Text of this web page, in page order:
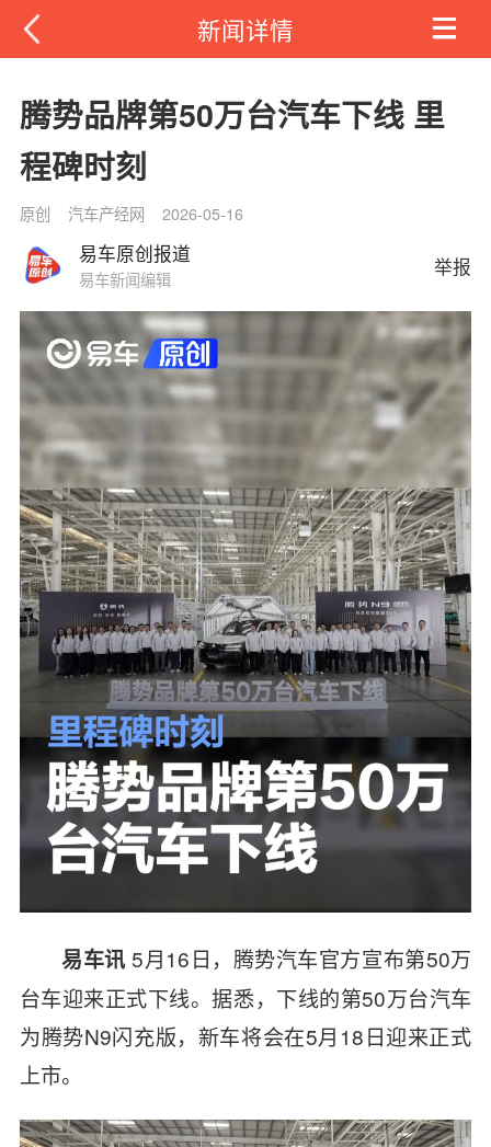
新闻详情
腾势品牌第50万台汽车下线 里
程碑时刻
原创 汽车产经网 2026-05-16
易车原创报道
易车新闻编辑
举报
易车讯5月16日，腾势汽车官方宣布第50万
台车迎来正式下线。据悉，下线的第50万台汽车
为腾势N9闪充版，新车将会在5月18日迎来正式
上市。